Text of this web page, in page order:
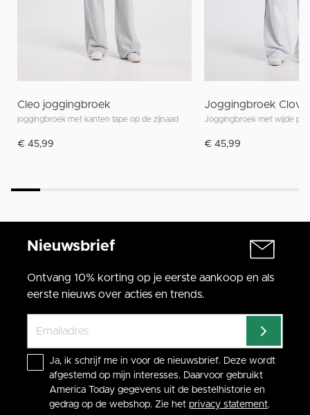
Cleo joggingbroek
joggingbroek met kanten tape op de zijnaad
€ 45,99
Joggingbroek
Joggingbroek met wijde
€ 45,99
Nieuwsbrief
Ontvang 10% korting op je eerste aankoop en als
eerste nieuws over acties en trends.
Ja, ik schrijf me in voor de nieuwsbrief. Deze wordt
afgestemd op mijn interesses. Daarvoor gebruikt
America Today gegevens uit de bestelhistorie en
gedrag op de webshop. Zie het privacy statement.